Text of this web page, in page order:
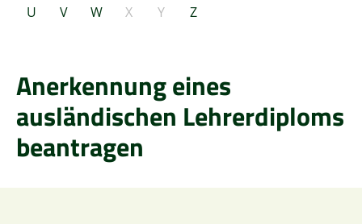
U
V W X Y Z
Anerkennung eines
ausländischen Lehrerdiploms
beantragen